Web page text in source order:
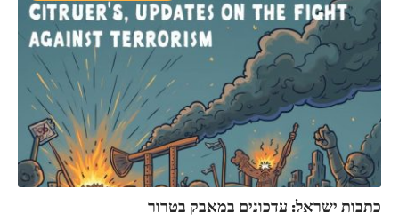
כתבות ישראל: עדכונים במאבק בטרור